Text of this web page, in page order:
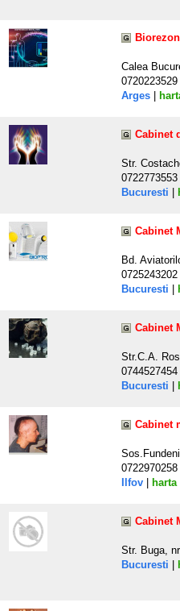
Calea
0720223529
Arges
Cabinet
Str.
0722773553
Bucuresti
Cabinet
Bd.
0725243202
Bucuresti
Cabinet
Str.C.A.
0744527454
Bucuresti
Cabinet
0722970258
Ilfov
harta
Cabinet
Str. Buga,
Bucuresti